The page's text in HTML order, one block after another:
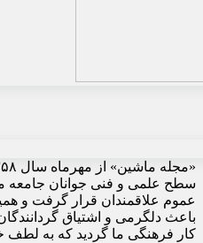
سطح علمی و فنی جوانان جامعه
عموم علاقمندان قرار گرفت و
باعث دلگرمی و اشتیاق
کار فرهنگی ما گردید که به لطف